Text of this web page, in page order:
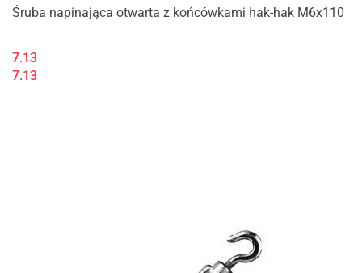
Śruba napinająca otwarta z końcówkami hak-hak M6x110
7.13
7.13